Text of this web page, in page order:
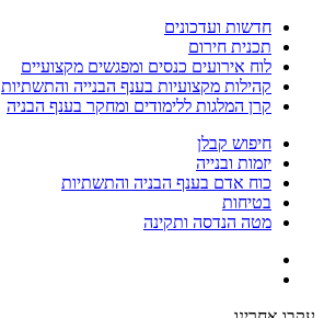
חדשות ועדכונים
תכנית חירום
לוח אירועים כנסים ומפגשים מקצועיים
קהילות מקצועיות בענף הבנייה והתשתיות
קרן המלגות ללימודים ומחקר בענף הבניה
חיפוש קבלן
יזמות ובנייה
כוח אדם בענף הבניה והתשתיות
בטיחות
מטה הנדסה ותקינה